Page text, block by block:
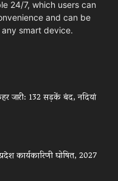
24/7, which users can
and can be
smart device.
जारी: 132 सड़कें बंद, नदियां
कार्यकारिणी घोषित, 2027